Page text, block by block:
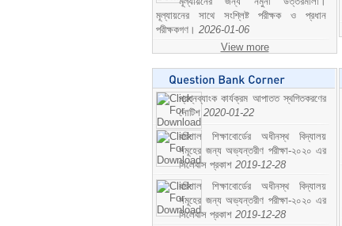
মূল্যায়নের সাথে সংশ্লিষ্ট পরীক্ষক ও প্রধান
পরীক্ষকগণ। 2026-01-06
View more
প্রশ্নব্যাংক কার্যক্রম আপাতত স্থগিতকরণের
নোটিশ 2020-01-22
বরিশাল শিক্ষাবোর্ডের অধীনস্থ বিদ্যালয়
সমূহের জন্য অভ্যন্তরীণ পরীক্ষা-২০২০ এর
সিলেবাস প্রকাশ 2019-12-28
বরিশাল শিক্ষাবোর্ডের অধীনস্থ বিদ্যালয়
সমূহের জন্য অভ্যন্তরীণ পরীক্ষা-২০২০ এর
সিলেবাস প্রকাশ 2019-12-28